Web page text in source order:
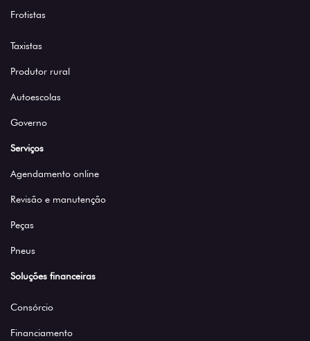
Frotistas
Taxistas
Produtor rural
Autoescolas
Governo
Serviços
Agendamento online
Revisão e manutenção
Peças
Pneus
Soluções financeiras
Consórcio
Financiamento